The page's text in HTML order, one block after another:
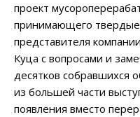
проект
принимающего
представителя
Куца с вопросами и
десятков собравшихся
из большей части
появления вместо